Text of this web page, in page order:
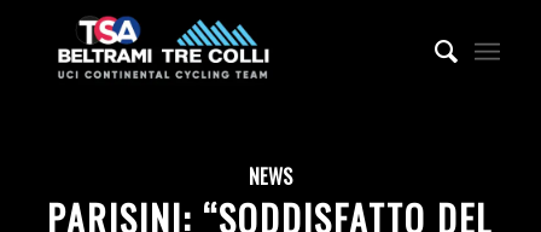
NEWS
PARISINI: “SODDISFATTO DEL